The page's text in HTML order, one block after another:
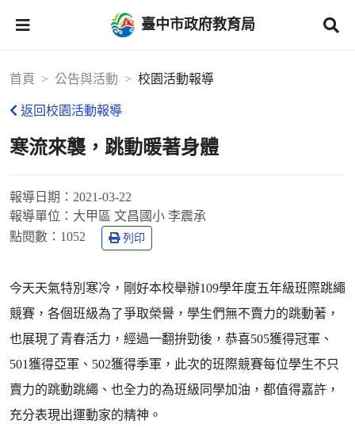
臺中市政府教育局
首頁 公告與活動 校園活動報導
返回校園活動報導
寒流來襲，跳動暖著身體
報導日期： 2021-03-22
報導單位： 大甲區 文昌國小 李震承
點閱數： 1052 列印
今天天氣特別寒冷，剛好本校舉辦109學年度五年級班際跳繩
競賽，各個班級為了爭取榮譽，學生們無不賣力的跳動著，
也展現了青春活力，經過一翻拚勁後，恭喜505獲得冠軍、
501獲得亞軍、502獲得季軍，此次的班際競賽每位學生不只
賣力的跳動跳繩、也全力的為班級同學加油，都值得嘉許，
充分表現出運動家的精神。